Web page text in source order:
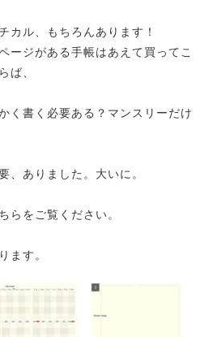
カル、もちろんあります！
ージがある手帳はあえて買ってこ
ば、
く書く必要ある？マンスリーだけ
、ありました。大いに。
らをご覧ください。
ます。